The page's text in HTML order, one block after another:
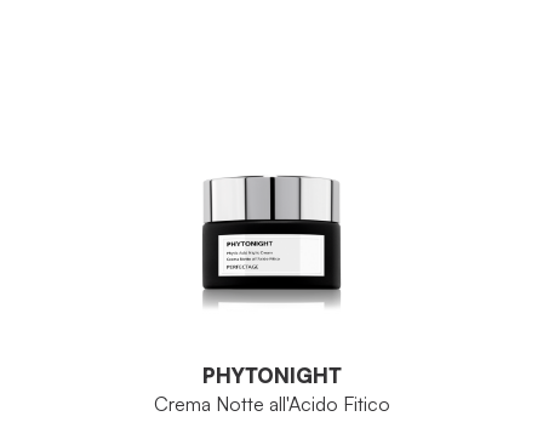
PHYTONIGHT
Crema Notte all'Acido Fitico